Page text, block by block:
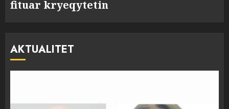
fituar kryeqytetin
AKTUALITET